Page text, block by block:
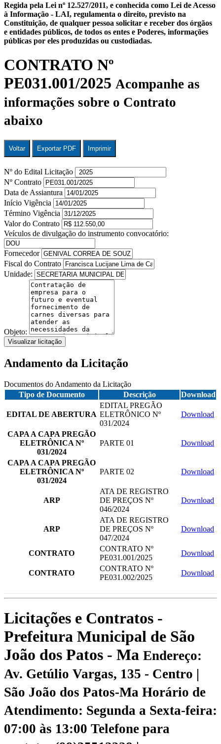
Regida pela Lei nº 12.527/2011, e conhecida como Lei de Acesso
à Informação - LAI, regulamenta o direito, previsto na
Constituição, de qualquer pessoa solicitar e receber dos órgãos
e entidades públicos, de todos os entes e Poderes, informações
públicas por eles produzidas ou custodiadas.
CONTRATO Nº
PE031.001/2025 Acompanhe as
informações sobre o Contrato
abaixo
Voltar Exportar PDF Imprimir
Nº do Edital Licitação
Nº Contrato
Data de Assiantura
Início Vigência
Término Vigência
Valor do Contrato
Veículos de divulgação do instrumento convocatório:
Fornecedor
Fiscal do Contrato
Unidade:
Objeto:
Visualizar licitação
Andamento da Licitação
Documentos do Andamento da Licitação
Tipo de Documento
Descrição Download
EDITAL DE ABERTURA
EDITAL PREGÃO
ELETRÔNICO Nº
031/2024
Download
CAPA A CAPA PREGÃO
ELETRÔNICA Nº
031/2024
PARTE 01 Download
CAPA A CAPA PREGÃO
ELETRÔNICA Nº
031/2024
PARTE 02 Download
ARP
ATA DE REGISTRO
DE PREÇOS Nº
046/2024
Download
ARP
ATA DE REGISTRO
DE PREÇOS Nº
047/2024
Download
CONTRATO
CONTRATO Nº
PE031.001/2025
Download
CONTRATO
CONTRATO Nº
PE031.002/2025
Download
Licitações e Contratos -
Prefeitura Municipal de São
João dos Patos - Ma Endereço:
Av. Getúlio Vargas, 135 - Centro |
São João dos Patos-Ma Horário de
Atendimento: Segunda a Sexta-feira:
07:00 às 13:00 Telefone para